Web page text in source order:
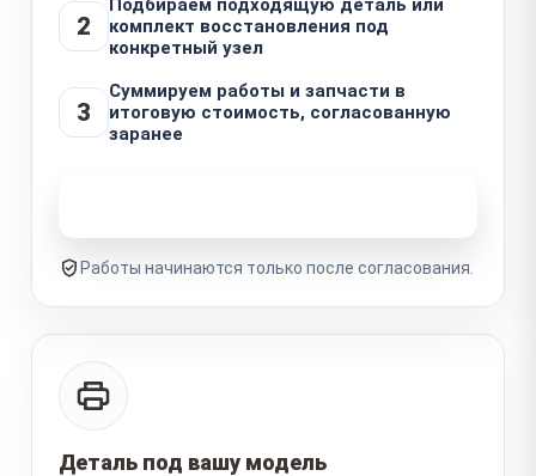
2
комплект восстановления под
конкретный узел
3
Суммируем работы и запчасти в
итоговую стоимость, согласованную
заранее
Работы начинаются только после согласования.
Деталь под вашу модель